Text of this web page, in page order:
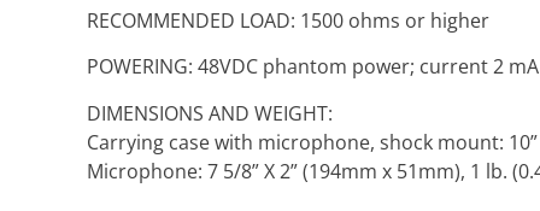
RECOMMENDED LOAD: 1500 ohms or higher
POWERING: 48VDC phantom power; current 2
DIMENSIONS AND WEIGHT:
Carrying case with microphone, shock mount: 10”
Microphone: 7 5/8” X 2” (194mm x 51mm), 1 lb.